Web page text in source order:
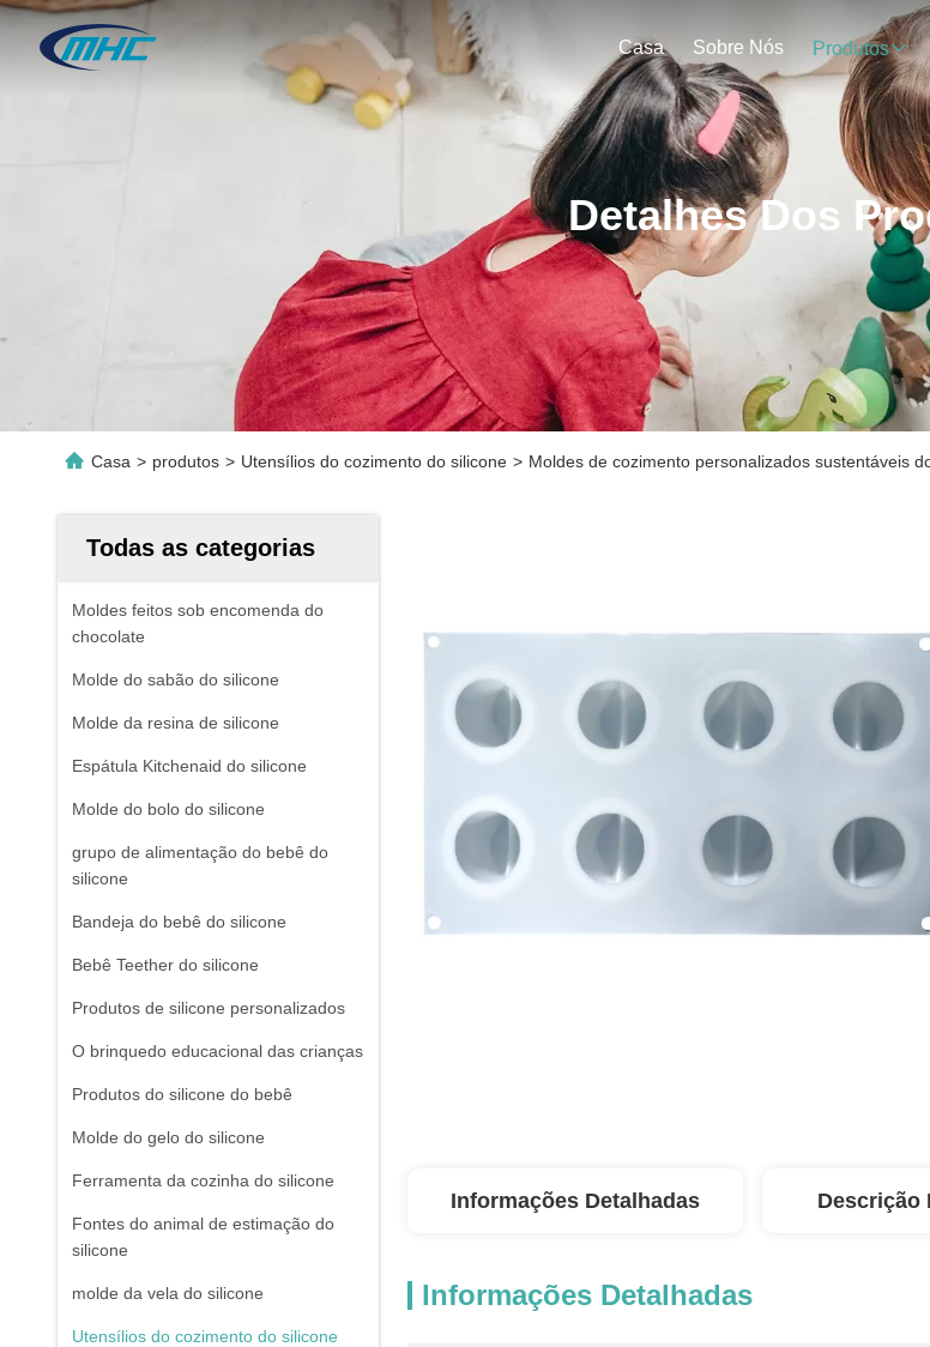
Casa Sobre Nós Produtos
Detalhes Dos
Casa > produtos > Utensílios do cozimento do silicone > Moldes de cozimento personalizados sustentáveis
Todas as categorias
Moldes feitos sob encomenda do
chocolate
Molde do sabão do silicone
Molde da resina de silicone
Espátula Kitchenaid do silicone
Molde do bolo do silicone
grupo de alimentação do bebê do
silicone
Bandeja do bebê do silicone
Bebê Teether do silicone
Produtos de silicone personalizados
O brinquedo educacional das crianças
Produtos do silicone do bebê
Molde do gelo do silicone
Ferramenta da cozinha do silicone
Fontes do animal de estimação do
silicone
molde da vela do silicone
Utensílios do cozimento do silicone
Informações Detalhadas Descrição
Informações Detalhadas